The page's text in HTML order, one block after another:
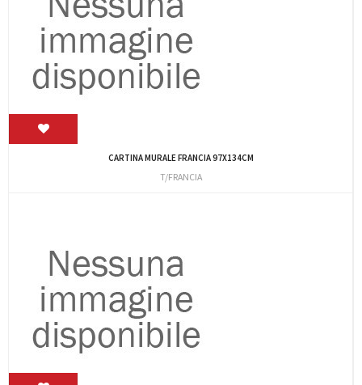
CARTINA MURALE FRANCIA 97X134CM
T/FRANCIA